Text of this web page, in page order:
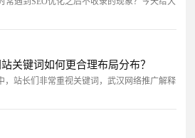
关键词如何更合理布局分布？
，站长们非常重视关键词，武汉网络推广解释